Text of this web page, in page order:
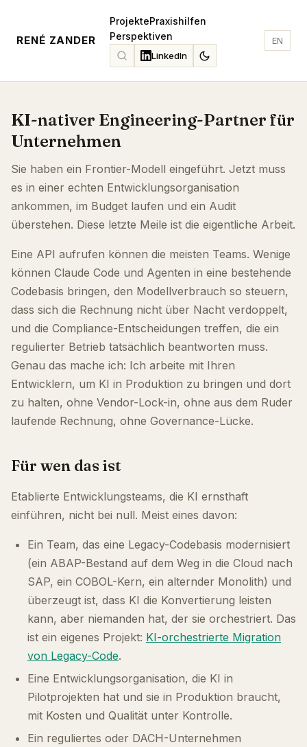
RENÉ ZANDER
ProjektePraxishilfen
Perspektiven
LinkedIn
EN
KI-nativer Engineering-Partner für
Unternehmen
Sie haben ein Frontier-Modell eingeführt. Jetzt muss
es in einer echten Entwicklungsorganisation
ankommen, im Budget laufen und ein Audit
überstehen. Diese letzte Meile ist die eigentliche Arbeit.
Eine API aufrufen können die meisten Teams. Wenige
können Claude Code und Agenten in eine bestehende
Codebasis bringen, den Modellverbrauch so steuern,
dass sich die Rechnung nicht über Nacht verdoppelt,
und die Compliance-Entscheidungen treffen, die ein
regulierter Betrieb tatsächlich beantworten muss.
Genau das mache ich: Ich arbeite mit Ihren
Entwicklern, um KI in Produktion zu bringen und dort
zu halten, ohne Vendor-Lock-in, ohne aus dem Ruder
laufende Rechnung, ohne Governance-Lücke.
Für wen das ist
Etablierte Entwicklungsteams, die KI ernsthaft
einführen, nicht bei null. Meist eines davon:
Ein Team, das eine Legacy-Codebasis modernisiert
(ein ABAP-Bestand auf dem Weg in die Cloud nach
SAP, ein COBOL-Kern, ein alternder Monolith) und
überzeugt ist, dass KI die Konvertierung leisten
kann, aber niemanden hat, der sie orchestriert. Das
ist ein eigenes Projekt: KI-orchestrierte Migration
von Legacy-Code.
Eine Entwicklungsorganisation, die KI in
Pilotprojekten hat und sie in Produktion braucht,
mit Kosten und Qualität unter Kontrolle.
Ein reguliertes oder DACH-Unternehmen